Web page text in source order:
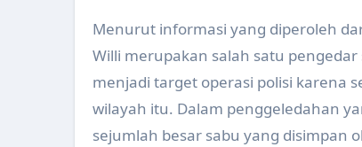
Pertemuan Refresing
Launching Gerakan Aksi
Menurut informasi yang diperoleh
Willi merupakan salah satu
menjadi target operasi polisi karena
wilayah itu. Dalam penggeledahan
sejumlah besar sabu yang disimpan